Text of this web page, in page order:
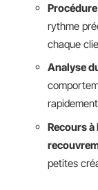
rythme
chaque
Analyse
Recours
petites